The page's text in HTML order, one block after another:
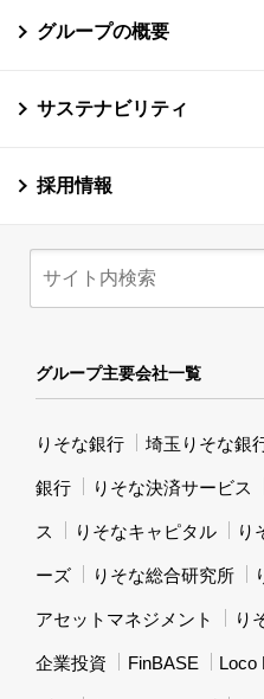
グループの概要
サステナビリティ
採用情報
グループ主要会社一覧
りそな銀行 埼玉りそな銀
銀行 りそな決済サービス
ス りそなキャピタル り
ーズ りそな総合研究所
アセットマネジメント り
企業投資 FinBASE Loco